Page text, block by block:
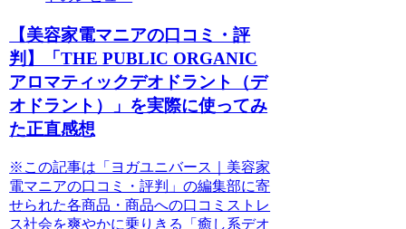
【美容家電マニアの口コミ・評
判】「THE PUBLIC ORGANIC
アロマティックデオドラント（デ
オドラント）」を実際に使ってみ
た正直感想
※この記事は「ヨガユニバース｜美容家
電マニアの口コミ・評判」の編集部に寄
せられた各商品・商品への口コミストレ
ス社会を爽やかに乗りきる「癒し系デオ